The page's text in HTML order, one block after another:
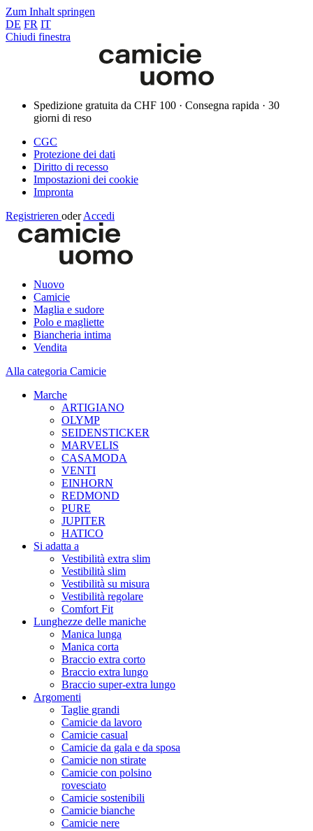
Zum Inhalt springen
DE FR IT
Chiudi finestra
Spedizione gratuita da CHF 100 · Consegna rapida · 30
giorni di reso
CGC
Protezione dei dati
Diritto di recesso
Impostazioni dei cookie
Impronta
Registrieren oder Accedi
Nuovo
Camicie
Maglia e sudore
Polo e magliette
Biancheria intima
Vendita
Alla categoria Camicie
Marche
ARTIGIANO
OLYMP
SEIDENSTICKER
MARVELIS
CASAMODA
VENTI
EINHORN
REDMOND
PURE
JUPITER
HATICO
Si adatta a
Vestibilità extra slim
Vestibilità slim
Vestibilità su misura
Vestibilità regolare
Comfort Fit
Lunghezze delle maniche
Manica lunga
Manica corta
Braccio extra corto
Braccio extra lungo
Braccio super-extra lungo
Argomenti
Taglie grandi
Camicie da lavoro
Camicie casual
Camicie da gala e da sposa
Camicie non stirate
Camicie con polsino
rovesciato
Camicie sostenibili
Camicie bianche
Camicie nere